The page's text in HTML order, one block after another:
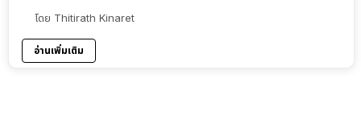
โดย Thitirath Kinaret
อ่านเพิ่มเติม